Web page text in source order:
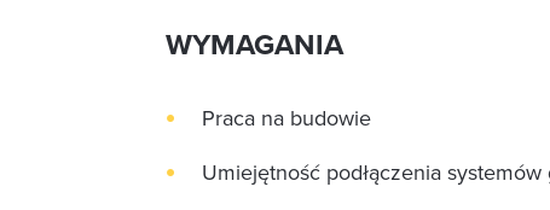
WYMAGANIA
Praca na budowie
Umiejętność podłączenia